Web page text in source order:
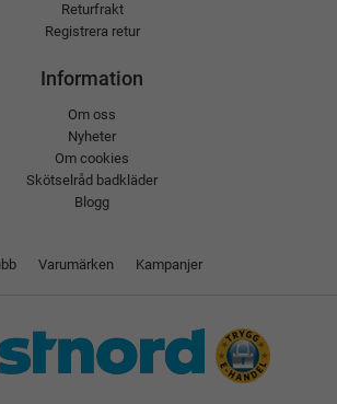
Returfrakt
Registrera retur
Information
Om oss
Nyheter
Om cookies
Skötselråd badkläder
Blogg
Varumärken Kampanjer